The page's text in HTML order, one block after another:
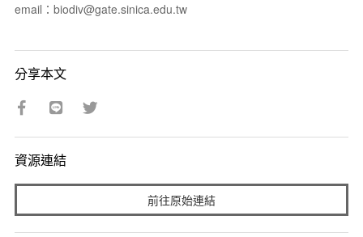
email：biodiv@gate.sinica.edu.tw
分享本文
資源連結
前往原始連結